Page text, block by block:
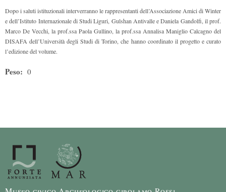
Dopo i saluti istituzionali interverranno le rappresentanti dell’Associazione Amici di Winter
e dell’Istituto Internazionale di Studi Liguri, Gulshan Antivalle e Daniela Gandolfi, il prof.
Marco De Vecchi, la prof.ssa Paola Gullino, la prof.ssa Annalisa Maniglio Calcagno del
DISAFA dell’Università degli Studi di Torino, che hanno coordinato il progetto e curato
l’edizione del volume.
Peso: 0